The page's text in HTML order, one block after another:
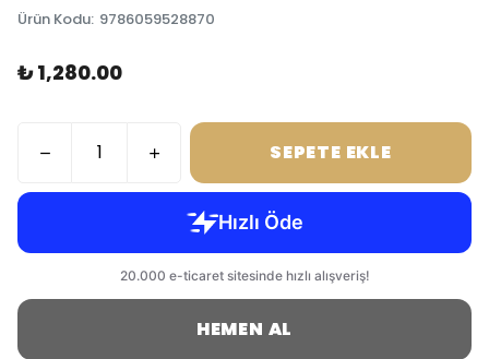
Ürün Kodu: 9786059528870
₺ 1,280.00
SEPETE EKLE
HEMEN AL